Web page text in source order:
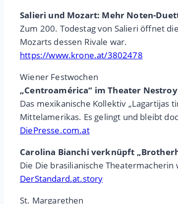
Salieri und Mozart: Mehr Noten-
Zum 200. Todestag von Salieri öffnet
Mozarts dessen Rivale war.
https://www.krone.at/3802478
Wiener Festwochen
„Centroamérica“ im Theater
Das mexikanische Kollektiv „Lagartijas
Mittelamerikas. Es gelingt und bleibt
DiePresse.com.at
Carolina Bianchi verknüpft
Die Die brasilianische
DerStandard.at.story
St. Margarethen